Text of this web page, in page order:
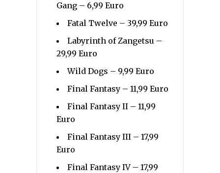
Gang – 6,99 Euro
Fatal Twelve – 39,99 Euro
Labyrinth of Zangetsu –
29,99 Euro
Wild Dogs – 9,99 Euro
Final Fantasy – 11,99 Euro
Final Fantasy II – 11,99
Euro
Final Fantasy III – 17,99
Euro
Final Fantasy IV – 17,99